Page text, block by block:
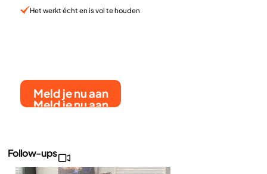
Het werkt écht en is vol te houden
Meld je nu aan
Meld je nu aan
Follow-ups